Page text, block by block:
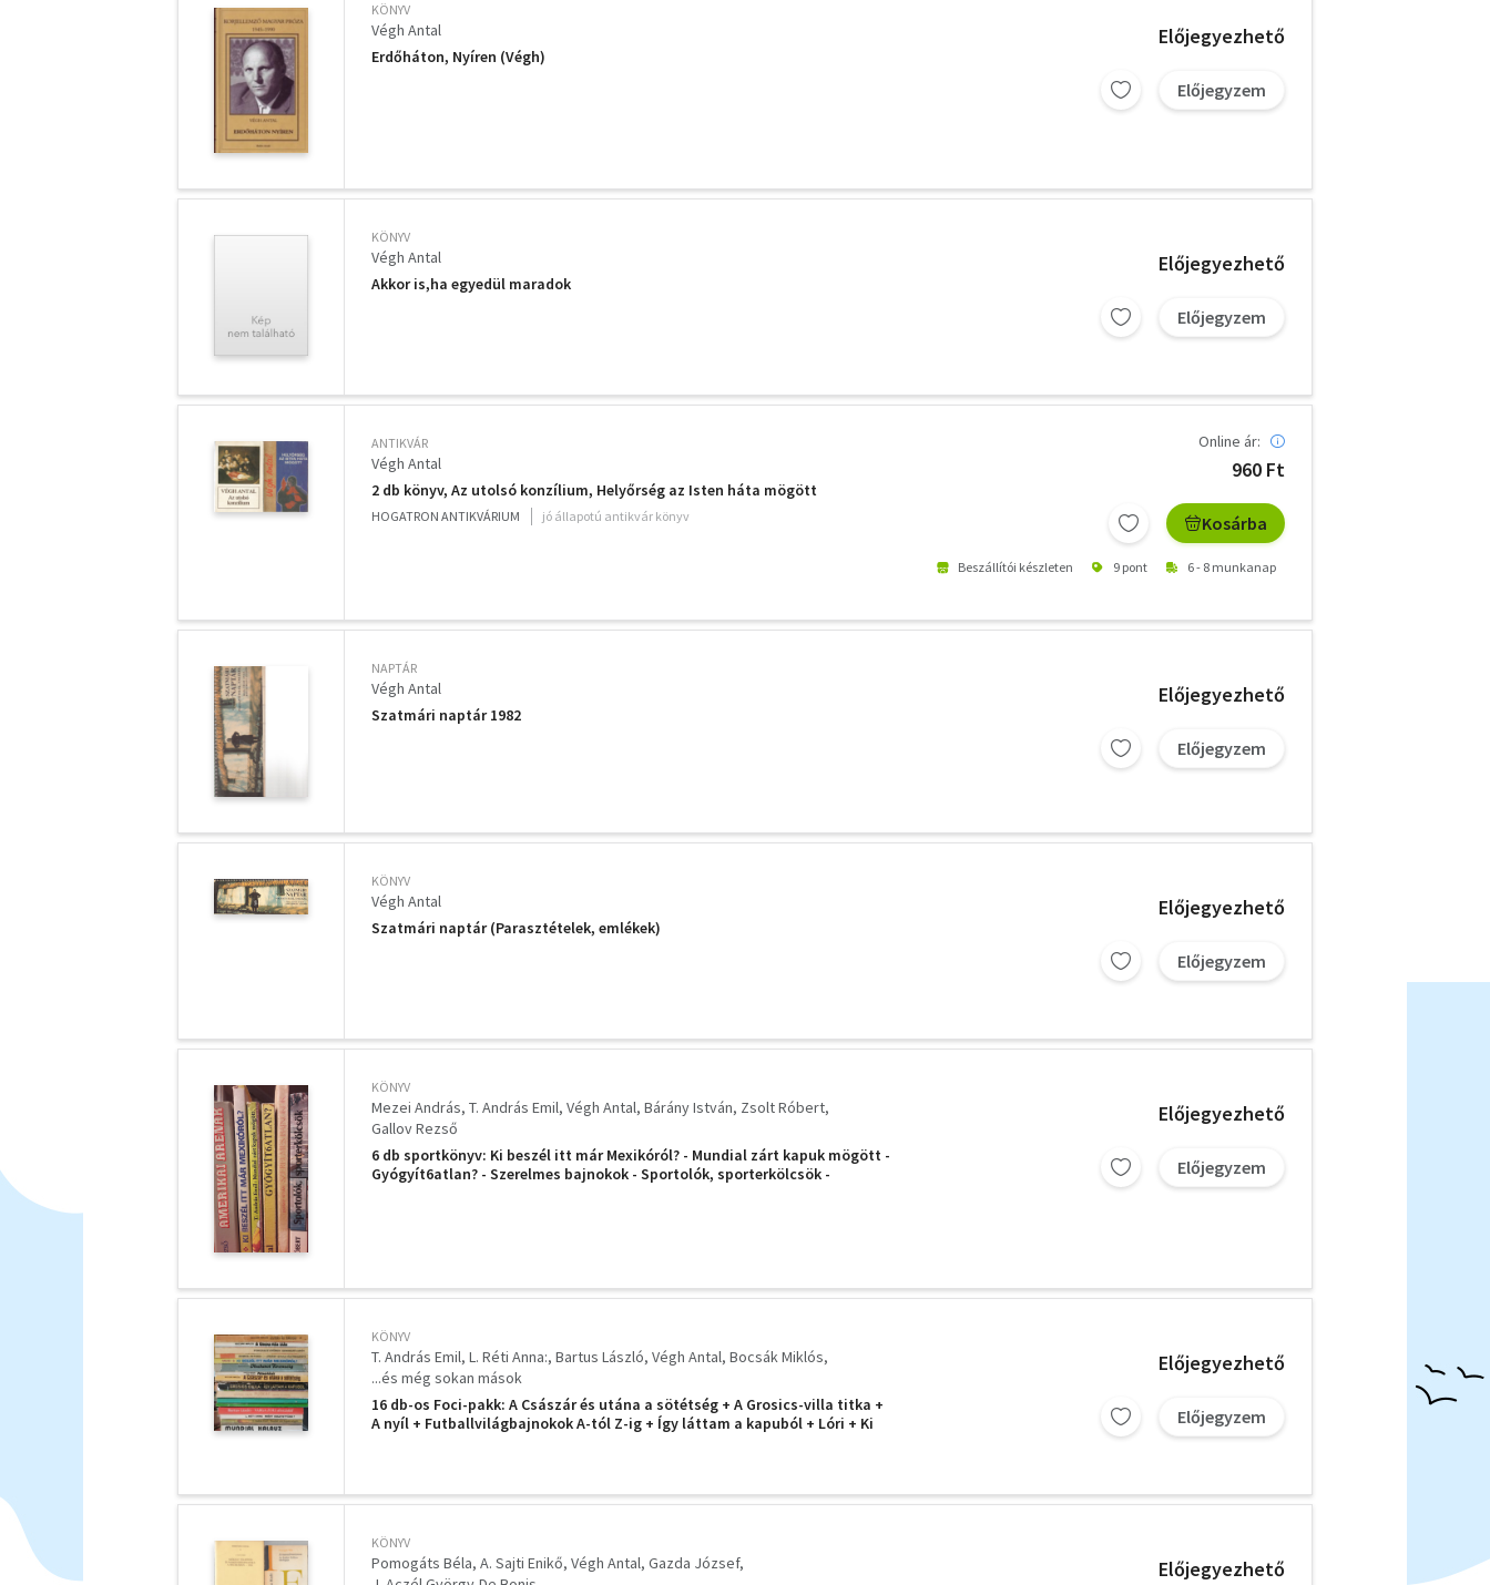
KÖNYV
Végh Antal
Erdőháton, Nyíren (Végh)
Előjegyezhető
Előjegyzem
KÖNYV
Végh Antal
Akkor is,ha egyedül maradok
Előjegyezhető
Előjegyzem
ANTIKVÁR
Végh Antal
2 db könyv, Az utolsó konzílium, Helyőrség az Isten háta mögött
HOGATRON ANTIKVÁRIUM jó állapotú antikvár könyv
Online ár:
960 Ft
Kosárba
Beszállítói készleten 9 pont 6 - 8 munkanap
NAPTÁR
Végh Antal
Szatmári naptár 1982
Előjegyezhető
Előjegyzem
KÖNYV
Végh Antal
Szatmári naptár (Parasztételek, emlékek)
Előjegyezhető
Előjegyzem
KÖNYV
Mezei András T. András Emil Végh Antal Bárány István Zsolt Róbert
Gallov Rezső
6 db sportkönyv: Ki beszél itt már Mexikóról? - Mundial zárt kapuk mögött -
Gyógyít6atlan? - Szerelmes bajnokok - Sportolók, sporterkölcsök -
Előjegyezhető
Előjegyzem
KÖNYV
T. András Emil L. Réti Anna: Bartus László Végh Antal Bocsák Miklós
...és még sokan mások
16 db-os Foci-pakk: A Császár és utána a sötétség + A Grosics-villa titka +
A nyíl + Futballvilágbajnokok A-tól Z-ig + Így láttam a kapuból + Lóri + Ki
Előjegyezhető
Előjegyzem
KÖNYV
Pomogáts Béla A. Sajti Enikő Végh Antal Gazda József
Előjegyezhető